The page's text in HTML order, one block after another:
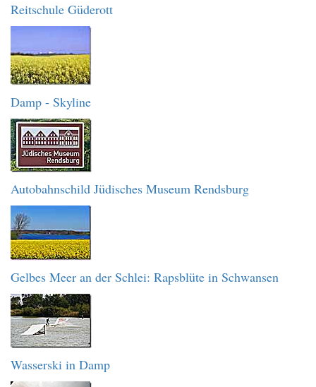
Reitschule Güderott
Damp - Skyline
Autobahnschild Jüdisches Museum Rendsburg
Gelbes Meer an der Schlei: Rapsblüte in Schwansen
Wasserski in Damp